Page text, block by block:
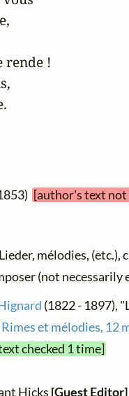
rende !
[author's text not
mélodies,
(not necessarily
(1822 - 1897),
Rimes et mélodies, 12
checked 1 time]
Hicks [Guest Editor]